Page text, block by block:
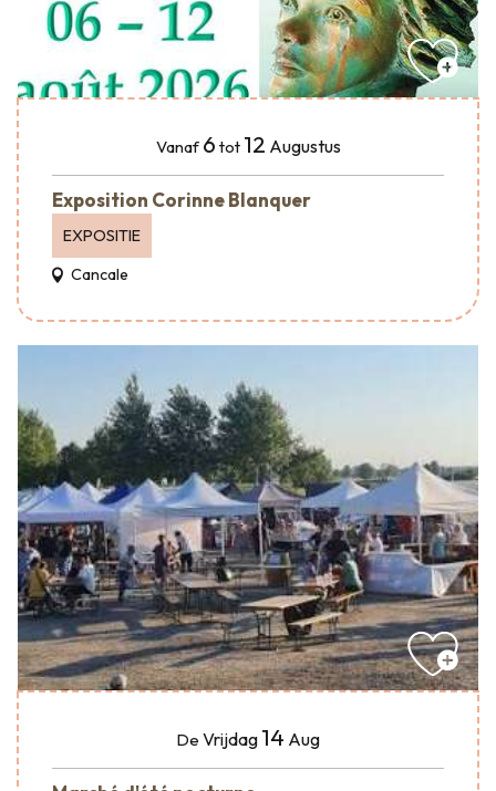
Vanaf 6 tot 12 Augustus
Exposition Corinne Blanquer
EXPOSITIE
Cancale
De Vrijdag 14 Aug